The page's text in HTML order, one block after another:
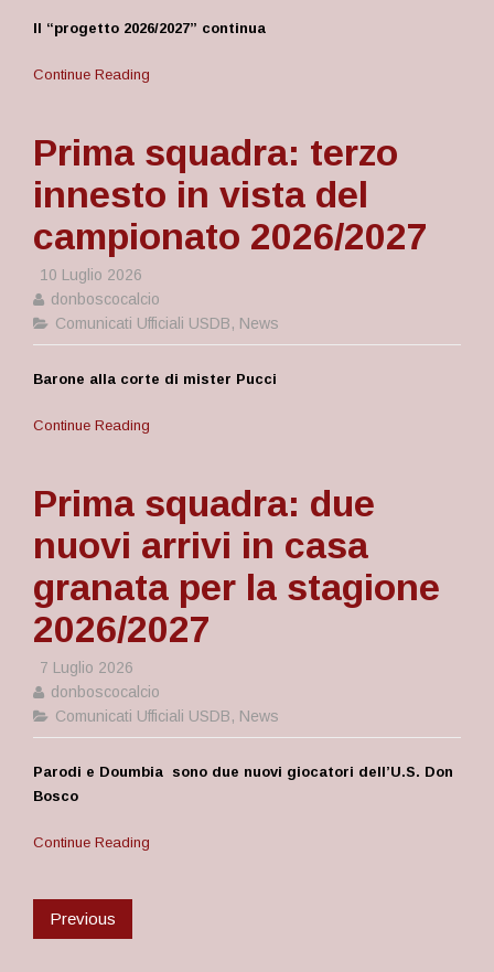
Il “progetto 2026/2027” continua
Continue Reading
Prima squadra: terzo
innesto in vista del
campionato 2026/2027
10 Luglio 2026
donboscocalcio
Comunicati Ufficiali USDB, News
Barone alla corte di mister Pucci
Continue Reading
Prima squadra: due
nuovi arrivi in casa
granata per la stagione
2026/2027
7 Luglio 2026
donboscocalcio
Comunicati Ufficiali USDB, News
Parodi e Doumbia sono due nuovi giocatori dell’U.S. Don
Bosco
Continue Reading
Previous